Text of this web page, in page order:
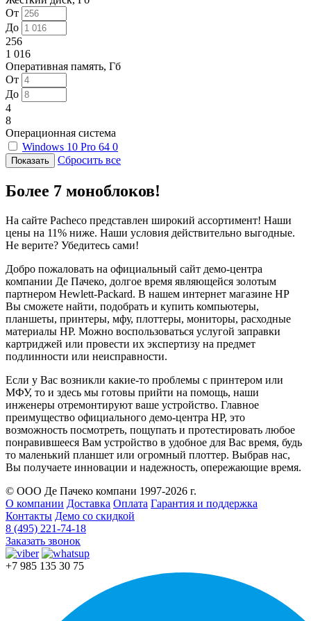
От
До
256
1 016
Оперативная память, Гб
От
До
4
8
Операционная система
Windows 10 Pro 64 0
Сбросить все
Более 7 моноблоков!
На сайте Pacheco представлен широкий ассортимент! Наши
цены на 11% ниже. Наши условия действительно выгодные.
Не верите? Убедитесь сами!
Добро пожаловать на официальный сайт демо-центра
компании Де Пачеко, долгое время являющейся золотым
партнером Hewlett-Packard. В нашем интернет магазине HP
Вы сможете найти, подобрать и купить компьютеры,
планшеты, принтеры, мфу, плоттеры, мониторы, расходные
материалы HP. Можно воспользоваться услугой заправки
картриджей или провести их экспертизу на предмет
подлинности или неисправности.
Если у Вас возникли какие-то проблемы с принтером или
МФУ, то и здесь мы готовы прийти на помощь, наши
инженеры отремонтируют ваше устройство. Главное
преимущество официального демо-центра HP, это
возможность посмотреть, пощупать и протестировать любое
понравившееся Вам устройство в удобное для Вас время, будь
то маленький планшет или огромный плоттер. Выбрав нас,
Вы получаете инновации и надежность, опережающие время.
© ООО Де Пачеко компани 1997-2026 г.
О компании Доставка Оплата Гарантия и поддержка
Контакты Демо со скидкой
8 (495) 221-74-18
Заказать звонок
+7 985 135 30 75